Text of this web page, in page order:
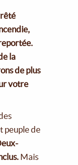
la
de plus
votre
peuple de
Mais